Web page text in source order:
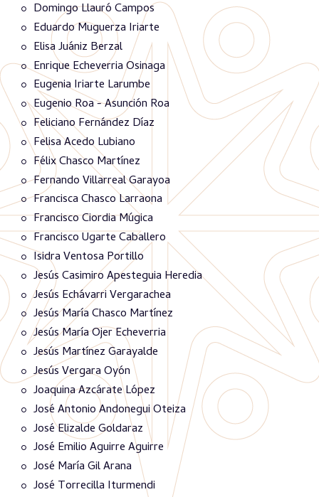
Domingo Llauró Campos
Eduardo Muguerza Iriarte
Elisa Juániz Berzal
Enrique Echeverria Osinaga
Eugenia Iriarte Larumbe
Eugenio Roa - Asunción Roa
Feliciano Fernández Díaz
Felisa Acedo Lubiano
Félix Chasco Martínez
Fernando Villarreal Garayoa
Francisca Chasco Larraona
Francisco Ciordia Múgica
Francisco Ugarte Caballero
Isidra Ventosa Portillo
Jesús Casimiro Apesteguia Heredia
Jesús Echávarri Vergarachea
Jesús María Chasco Martínez
Jesús María Ojer Echeverria
Jesús Martínez Garayalde
Jesús Vergara Oyón
Joaquina Azcárate López
José Antonio Andonegui Oteiza
José Elizalde Goldaraz
José Emilio Aguirre Aguirre
José María Gil Arana
José Torrecilla Iturmendi